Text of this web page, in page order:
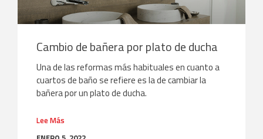
Cambio de bañera por plato de ducha
Una de las reformas más habituales en cuanto a
cuartos de baño se refiere es la de cambiar la
bañera por un plato de ducha.
Lee Más